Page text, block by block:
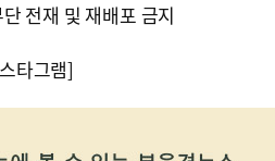
전재 및 재배포 금지
타그램]